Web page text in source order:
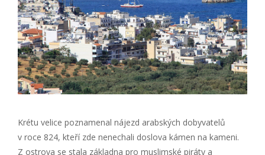
Krétu velice poznamenal nájezd arabských dobyvatelů
v roce 824, kteří zde nenechali doslova kámen na kameni.
Z ostrova se stala základna pro muslimské piráty a